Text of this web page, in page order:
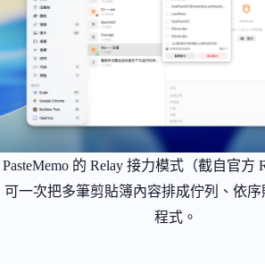
PasteMemo 的 Relay 接力模式（截自官方
可一次把多筆剪貼簿內容排成佇列、依序
程式。